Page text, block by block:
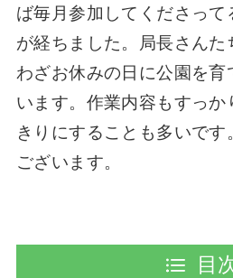
ば毎月参加してくださっ
が経ちました。局長さん
わざお休みの日に公園を育
います。作業内容もすっか
きりにすることも多いです
ございます。
目